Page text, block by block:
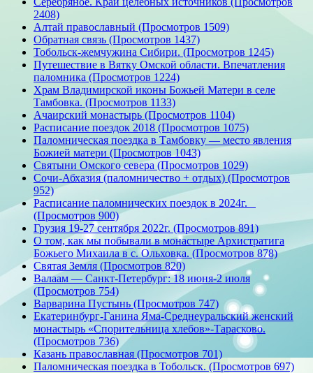
2408)
Алтай православный (Просмотров 1509)
Обратная связь (Просмотров 1437)
Тобольск-жемчужина Сибири. (Просмотров 1245)
Путешествие в Вятку Омской области. Впечатления
паломника (Просмотров 1224)
Храм Владимирской иконы Божьей Матери в селе
Тамбовка. (Просмотров 1133)
Ачаирский монастырь (Просмотров 1104)
Расписание поездок 2018 (Просмотров 1075)
Паломническая поездка в Тамбовку — место явления
Божией матери (Просмотров 1043)
Святыни Омского севера (Просмотров 1029)
Сочи-Абхазия (паломничество + отдых) (Просмотров
952)
Расписание паломнических поездок в 2024г.
(Просмотров 900)
Грузия 19-27 сентября 2022г. (Просмотров 891)
О том, как мы побывали в монастыре Архистратига
Божьего Михаила в с. Ольховка. (Просмотров 878)
Святая Земля (Просмотров 820)
Валаам — Санкт-Петербург: 18 июня-2 июля
(Просмотров 754)
Варварина Пустынь (Просмотров 747)
Екатеринбург-Ганина Яма-Среднеуральский женский
монастырь «Спорительница хлебов»-Тарасково.
(Просмотров 736)
Казань православная (Просмотров 701)
Паломническая поездка в Тобольск. (Просмотров 697)